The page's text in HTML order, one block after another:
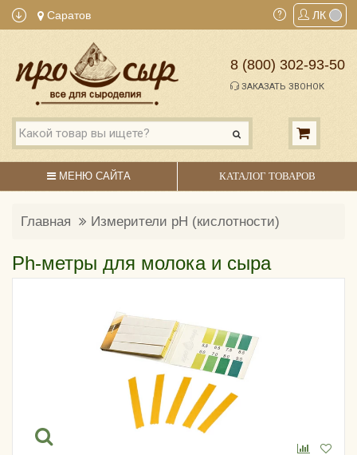
Саратов ЛК
8 (800) 302-93-50
ЗАКАЗАТЬ ЗВОНОК
МЕНЮ САЙТА КАТАЛОГ ТОВАРОВ
Главная Измерители pH (кислотности)
Ph-метры для молока и сыра